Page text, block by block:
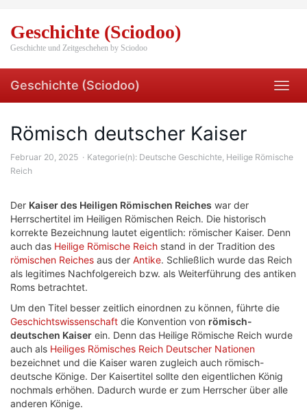
main
content
Geschichte (Sciodoo)
Geschichte und Zeitgeschehen by Sciodoo
Geschichte (Sciodoo)
Römisch deutscher Kaiser
Februar 20, 2025 Kategorie(n): Deutsche Geschichte, Heilige Römische
Reich
Der Kaiser des Heiligen Römischen Reiches war der
Herrschertitel im Heiligen Römischen Reich. Die historisch
korrekte Bezeichnung lautet eigentlich: römischer Kaiser. Denn
auch das Heilige Römische Reich stand in der Tradition des
römischen Reiches aus der Antike. Schließlich wurde das Reich
als legitimes Nachfolgereich bzw. als Weiterführung des antiken
Roms betrachtet.
Um den Titel besser zeitlich einordnen zu können, führte die
Geschichtswissenschaft die Konvention von römisch-
deutschen Kaiser ein. Denn das Heilige Römische Reich wurde
auch als Heiliges Römisches Reich Deutscher Nationen
bezeichnet und die Kaiser waren zugleich auch römisch-
deutsche Könige. Der Kaisertitel sollte den eigentlichen König
nochmals erhöhen. Dadurch wurde er zum Herrscher über alle
anderen Könige.